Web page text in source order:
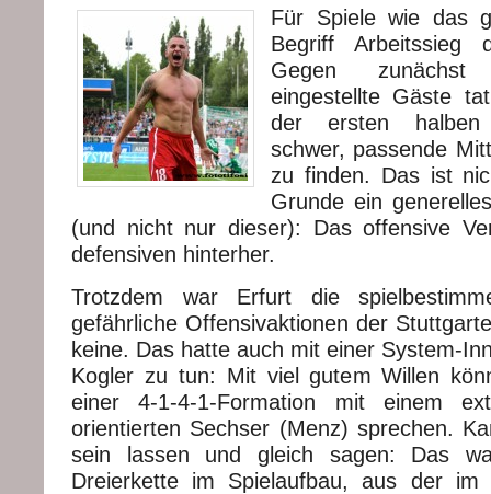
Für Spiele wie das
Begriff Arbeitssieg
Gegen
eingestellte Gäste
der ersten halben
schwer, passende
zu finden. Das ist
Grunde ein
(und nicht nur dieser): Das offensive
defensiven hinterher.
Trotzdem war Erfurt die
gefährliche Offensivaktionen der
keine. Das hatte auch mit einer System-
Kogler zu tun: Mit viel gutem Willen
einer 4-1-4-1-Formation mit einem
orientierten Sechser (Menz) sprechen.
sein lassen und gleich sagen: Das
Dreierkette im Spielaufbau, aus der im